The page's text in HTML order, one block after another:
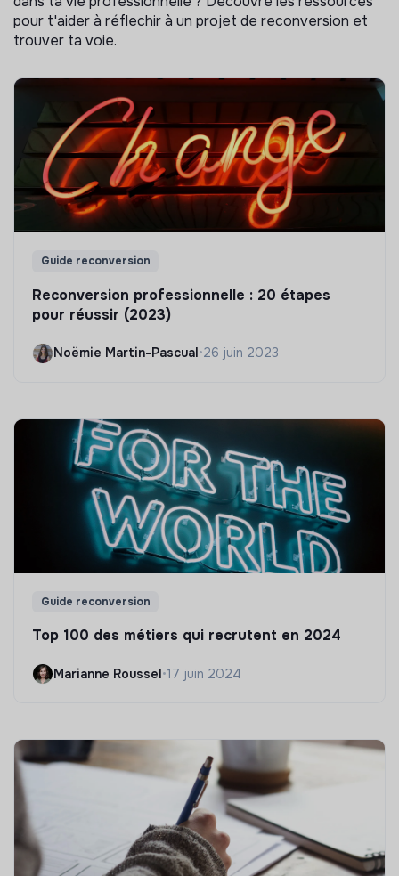
pour t'aider à réflechir à un projet de reconversion et
trouver ta voie.
Guide reconversion
Reconversion professionnelle : 20 étapes
pour réussir (2023)
Noëmie Martin-Pascual•26 juin 2023
Guide reconversion
Top 100 des métiers qui recrutent en 2024
Marianne Roussel•17 juin 2024